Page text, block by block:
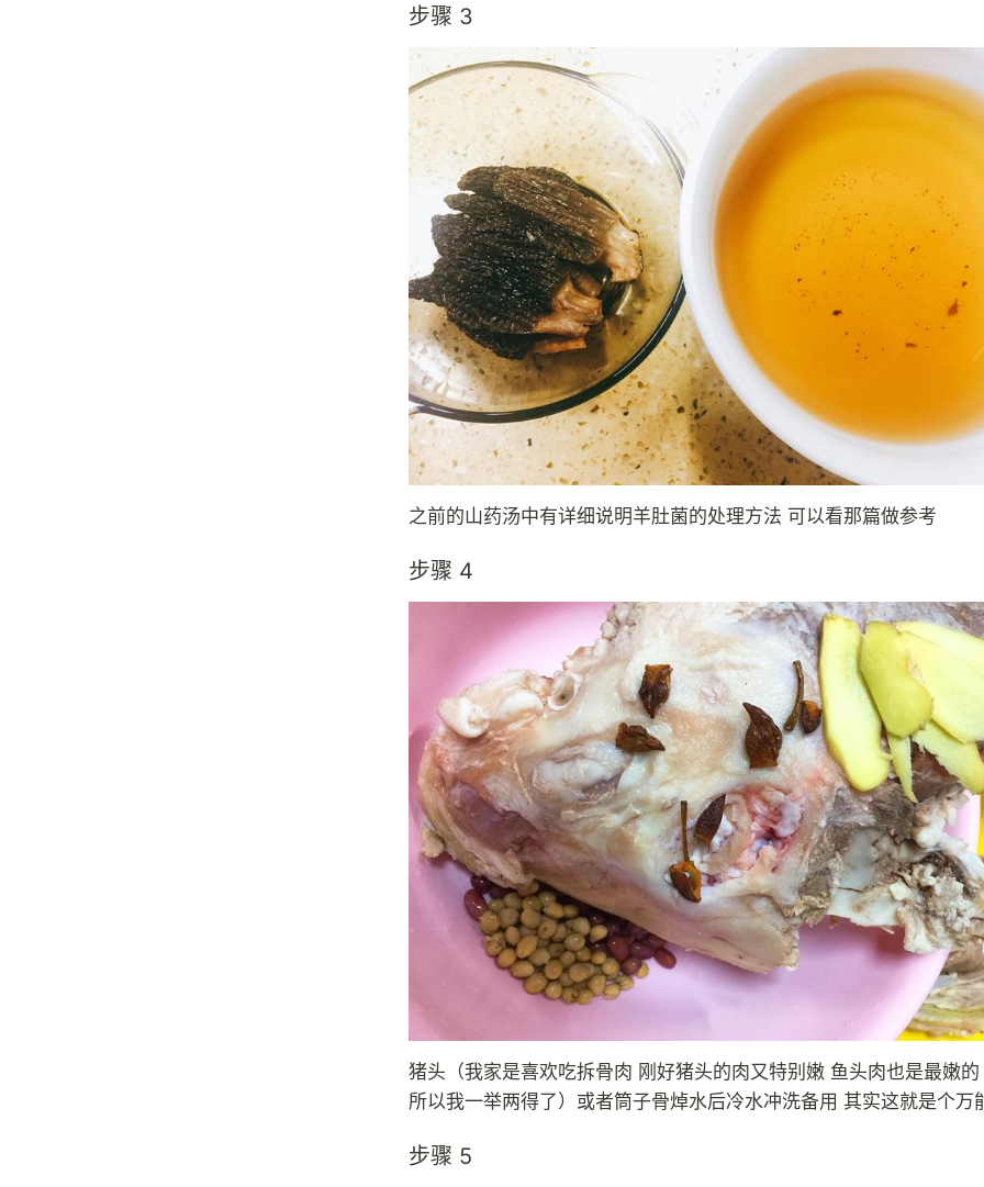
步骤 3
之前的山药汤中有详细说明羊肚菌的处理方法 可以看那篇做参考
步骤 4
猪头（我家是喜欢吃拆骨肉 刚好猪头的肉又特别嫩 鱼头肉也是最嫩
所以我一举两得了）或者筒子骨焯水后冷水冲洗备用 其实这就是个万
步骤 5